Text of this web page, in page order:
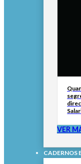
VER
CADERNOS